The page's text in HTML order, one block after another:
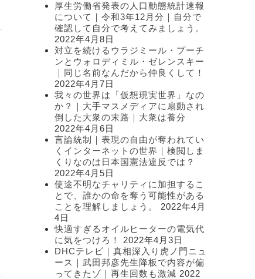
厚生労働省発表の人口動態統計速報
について｜令和3年12月分｜自分で
確認して自分で考えてみましょう。
2022年4月8日
対立を続けるウラジミール・プーチ
ンとウォロディミル・ゼレンスキー
｜同じ名前なんだから仲良くして！
2022年4月7日
我々の世界は「仮想現実世界」なの
か？｜大手マスメディアに扇動され
倒した大衆の末路｜大衆は養分
2022年4月6日
言論統制｜表現の自由が奪われてい
くインターネットの世界｜検閲しま
くりなのは日本国憲法違反では？
2022年4月5日
使途不明なチャリティに加担するこ
とで、誰かの命を奪う可能性がある
ことを理解しましょう。
2022年4月
4日
快適すぎるオイルヒーターの電気代
に気をつけろ！
2022年4月3日
DHCテレビ｜真相深入り虎ノ門ニュ
ース｜武田邦彦先生降板で内容が偏
ってきたゾ｜再生回数も激減 2022